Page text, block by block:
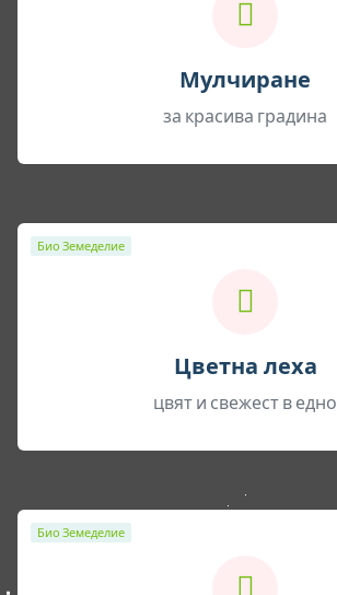
Мулчиране
за красива градина
Био Земеделие
Цветна леха
цвят и свежест в едно
Био Земеделие